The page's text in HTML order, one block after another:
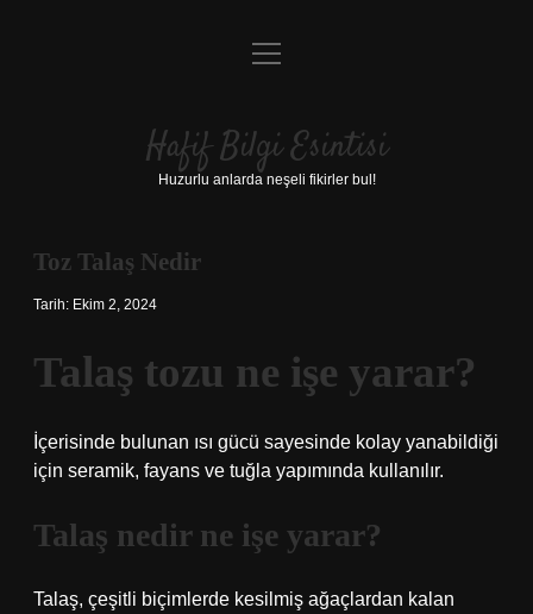
Anasayfa
Yasal Uyarı
menüyü
Hafif Bilgi Esintisi
Huzurlu anlarda neşeli fikirler bul!
Toz Talaş Nedir
Tarih: Ekim 2, 2024
Talaş tozu ne işe yarar?
İçerisinde bulunan ısı gücü sayesinde kolay yanabildiği
için seramik, fayans ve tuğla yapımında kullanılır.
Talaş nedir ne işe yarar?
Talaş, çeşitli biçimlerde kesilmiş ağaçlardan kalan